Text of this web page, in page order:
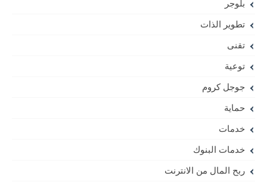
بلوجر
تطوير الذات
تقنى
توعية
جوجل كروم
حماية
خدمات
خدمات البنوك
ربح المال من الانترنت